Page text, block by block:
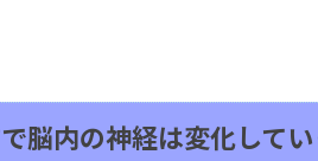
脳内の神経は変化してい